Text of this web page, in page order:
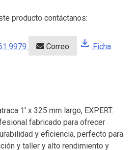
producto contáctanos:
9979 Correo download Ficha
1′ x 325 mm largo, EXPERT.
fabricado para ofrecer
y eficiencia, perfecto para
y taller y alto rendimiento y